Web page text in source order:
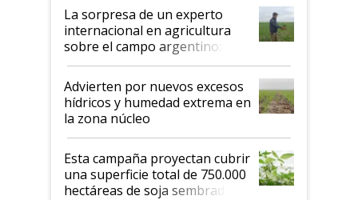
La sorpresa de un experto
internacional en agricultura
sobre el campo argentino:
"Estoy muy impresionado"
Advierten por nuevos excesos
hídricos y humedad extrema en
la zona núcleo
Esta campaña proyectan cubrir
una superficie total de 750.000
hectáreas de soja sembradas